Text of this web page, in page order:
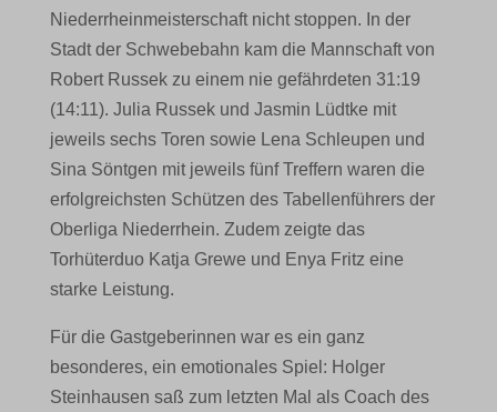
Niederrheinmeisterschaft nicht stoppen. In der
Stadt der Schwebebahn kam die Mannschaft von
Robert Russek zu einem nie gefährdeten 31:19
(14:11). Julia Russek und Jasmin Lüdtke mit
jeweils sechs Toren sowie Lena Schleupen und
Sina Söntgen mit jeweils fünf Treffern waren die
erfolgreichsten Schützen des Tabellenführers der
Oberliga Niederrhein. Zudem zeigte das
Torhüterduo Katja Grewe und Enya Fritz eine
starke Leistung.
Für die Gastgeberinnen war es ein ganz
besonderes, ein emotionales Spiel: Holger
Steinhausen saß zum letzten Mal als Coach des